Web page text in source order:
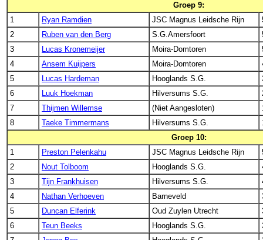
Groep 9:
1
Ryan Ramdien JSC Magnus Leidsche Rijn
2
Ruben van den Berg S.G.Amersfoort
3
Lucas Kronemeijer Moira-Domtoren
4
Ansem Kuijpers Moira-Domtoren
5
Lucas Hardeman Hooglands S.G.
6
Luuk Hoekman Hilversums S.G.
7
Thijmen Willemse (Niet Aangesloten)
8
Taeke Timmermans Hilversums S.G.
Groep 10:
1
Preston Pelenkahu JSC Magnus Leidsche Rijn
2
Nout Tolboom Hooglands S.G.
3
Tijn Frankhuisen Hilversums S.G.
4
Nathan Verhoeven Barneveld
5
Duncan Elferink Oud Zuylen Utrecht
6
Teun Beeks Hooglands S.G.